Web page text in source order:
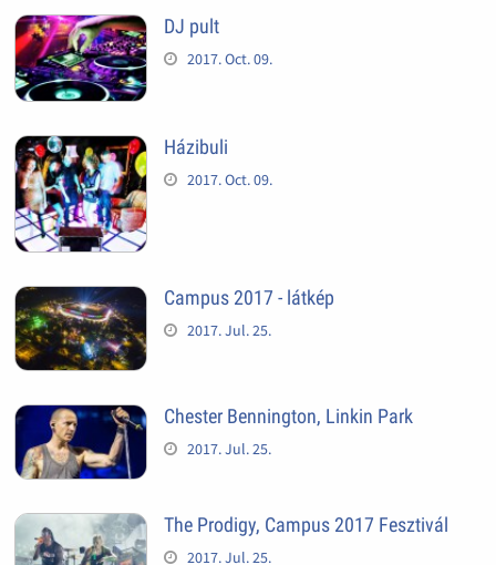
DJ pult
2017. Oct. 09.
Házibuli
2017. Oct. 09.
Campus 2017 - látkép
2017. Jul. 25.
Chester Bennington, Linkin Park
2017. Jul. 25.
The Prodigy, Campus 2017 Fesztivál
2017. Jul. 25.